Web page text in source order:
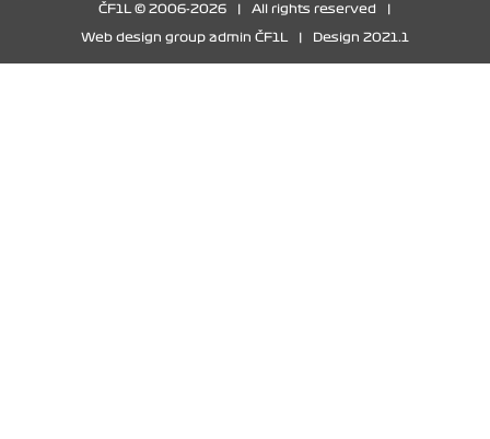
ČF1L © 2006-2026 All rights reserved
Web design group admin ČF1L Design 2021.1